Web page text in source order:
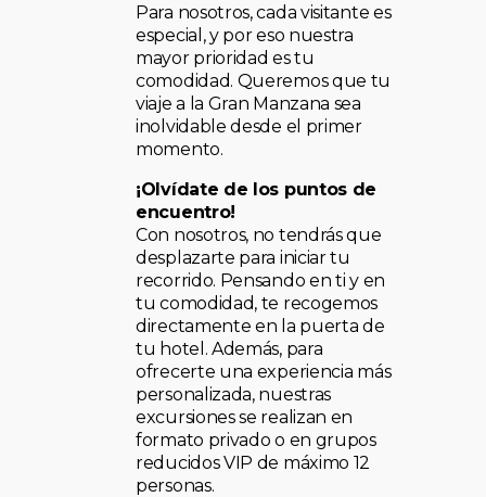
Para nosotros, cada visitante es
especial, y por eso nuestra
mayor prioridad es tu
comodidad. Queremos que tu
viaje a la Gran Manzana sea
inolvidable desde el primer
momento.
¡Olvídate de los puntos de
encuentro!
Con nosotros, no tendrás que
desplazarte para iniciar tu
recorrido. Pensando en ti y en
tu comodidad, te recogemos
directamente en la puerta de
tu hotel. Además, para
ofrecerte una experiencia más
personalizada, nuestras
excursiones se realizan en
formato privado o en grupos
reducidos VIP de máximo 12
personas.